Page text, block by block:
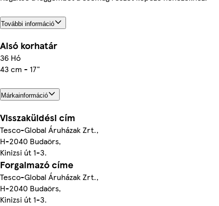
További információ
Alsó korhatár
36 Hó
43 cm - 17"
Márkainformáció
Visszaküldési cím
Tesco-Global Áruházak Zrt.,
H-2040 Budaörs,
Kinizsi út 1-3.
Forgalmazó címe
Tesco-Global Áruházak Zrt.,
H-2040 Budaörs,
Kinizsi út 1-3.